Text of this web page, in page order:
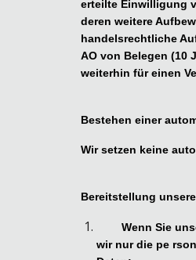
erteilte Einwilligung
deren weitere
handelsrechtliche
AO von Belegen (10
weiterhin für einen
Bestehen einer
Wir setzen keine
Bereitstellung
Wenn Sie
wir nur die pe